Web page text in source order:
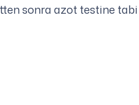
sonra azot testine tabi